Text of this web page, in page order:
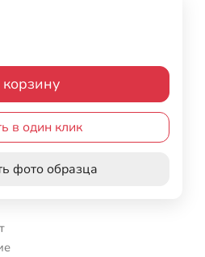
в один клик
фото образца